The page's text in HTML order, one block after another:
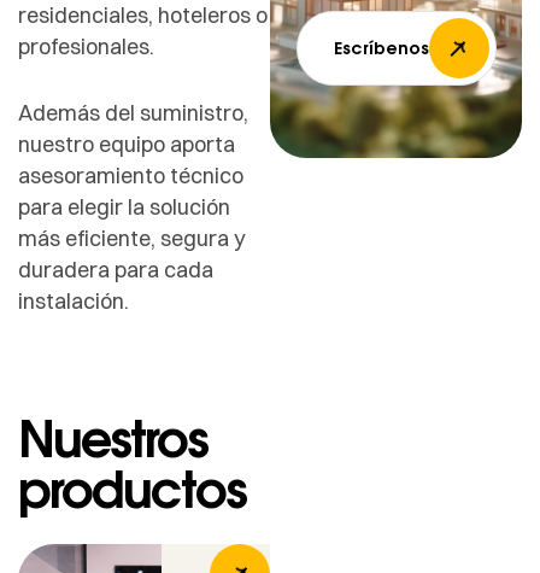
residenciales, hoteleros o
profesionales.
Además del suministro,
nuestro equipo aporta
asesoramiento técnico
para elegir la solución
más eficiente, segura y
duradera para cada
instalación.
Nuestros
productos
Escríbenos